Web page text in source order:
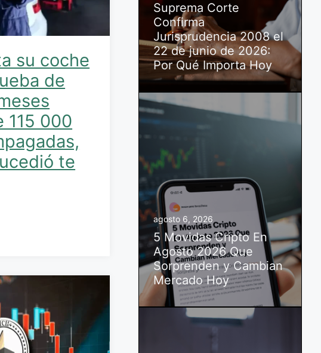
su coche
de
115 000
te
Suprema Corte
Confirma
Jurisprudencia 2008 el
22 de junio de 2026:
Por Qué Importa Hoy
agosto 6, 2026
5 Movidas Cripto En
Agosto 2026 Que
Sorprenden y Cambian
Mercado Hoy